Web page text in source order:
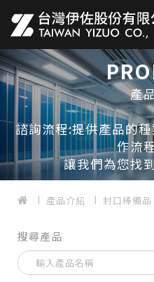
產
諮詢流程:提供產品的
作流
讓我們為您找
產品介紹 封口棒備品
搜尋產品